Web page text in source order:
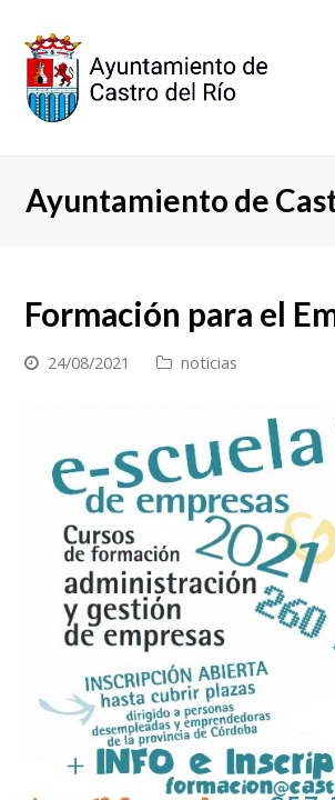
Ayuntamiento de
Formación para el
24/08/2021 noticias